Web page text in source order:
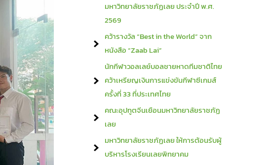
มหาวิทยาลัยราชภัฏเลย ประจำปี พ.ศ.
2569
คว้ารางวัล “Best in the World” จาก
หนังสือ “Zaab Lai”
นักกีฬาวอลเลย์บอลชายหาดทีมชาติไทย
คว้าเหรียญเงินการแข่งขันกีฬาซีเกมส์
ครั้งที่ 33 ที่ประเทศไทย
คณะอุปทูตจีนเยือนมหาวิทยาลัยราชภัฏ
เลย
มหาวิทยาลัยราชภัฏเลย ให้การต้อนรับผู้
บริหารโรงเรียนเลยพิทยาคม